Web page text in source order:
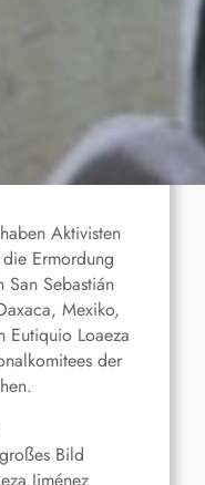
Aktivisten
Ermordung
Sebastián
Mexiko,
Eutiquio Loaeza
der
Bild